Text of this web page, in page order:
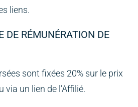
liens.
DE RÉMUNÉRATION DE
sont fixées 20% sur le prix
un lien de l’Affilié.